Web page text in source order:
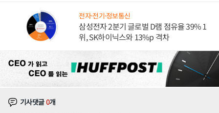
전자·전기·정보통신
삼성전자 2분기 글로벌 D램 점유율 39% 1
위, SK하이닉스와 13%p 격차
기사댓글0개